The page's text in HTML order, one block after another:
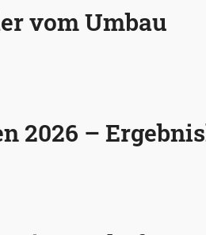
vom Umbau
2026 –